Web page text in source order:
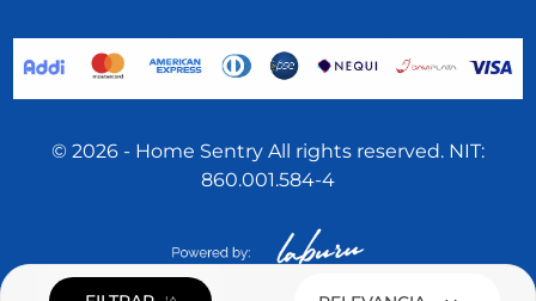
© 2026 - Home Sentry All rights reserved. NIT:
860.001.584-4